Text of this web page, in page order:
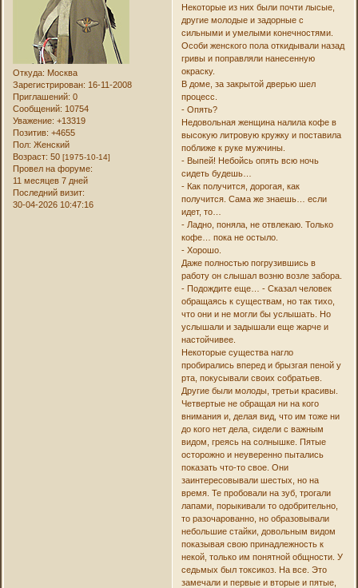
Откуда: Москва
Зарегистрирован: 16-11-2008
Приглашений: 0
Сообщений: 10754
Уважение: +13319
Позитив: +4655
Пол: Женский
Возраст: 50[1975-10-14]
Провел на форуме:
11 месяцев 7 дней
Последний визит:
30-04-2026 10:47:16
Некоторые из них были почти лысые,
другие молодые и задорные с
сильными и умелыми конечностями.
Особи женского пола откидывали назад
гривы и поправляли нанесенную
окраску.
В доме, за закрытой дверью шел
процесс.
- Опять?
Недовольная женщина налила кофе в
высокую литровую кружку и поставила
поближе к руке мужчины.
- Выпей! Небойсь опять всю ночь
сидеть будешь…
- Как получится, дорогая, как
получится. Сама же знаешь… если
идет, то…
- Ладно, поняла, не отвлекаю. Только
кофе… пока не остыло.
- Хорошо.
Даже полностью погрузившись в
работу он слышал возню возле забора.
- Подождите еще… - Сказал человек
обращаясь к существам, но так тихо,
что они и не могли бы услышать. Но
услышали и задышали еще жарче и
настойчивее.
Некоторые существа нагло
пробирались вперед и брызгая пеной у
рта, покусывали своих собратьев.
Другие были молоды, третьи красивы.
Четвертые не обращая ни на кого
внимания и, делая вид, что им тоже ни
до кого нет дела, сидели с важным
видом, греясь на солнышке. Пятые
осторожно и неуверенно пытались
показать что-то свое. Они
заинтересовывали шестых, но на
время. Те пробовали на зуб, трогали
лапами, порыкивали то одобрительно,
то разочарованно, но образовывали
небольшие стайки, довольным видом
показывая свою принадлежность к
некой, только им понятной общности. У
седьмых был токсикоз. На все. Это
замечали и первые и вторые и пятые,